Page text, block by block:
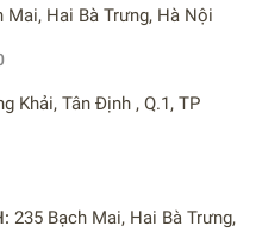
Mai, Hai Bà Trưng, Hà Nội
Khải, Tân Định , Q.1, TP
235 Bạch Mai, Hai Bà Trưng,